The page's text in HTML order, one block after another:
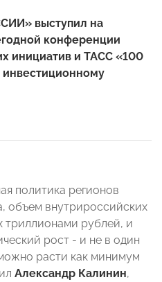
выступил на
конференции
инициатив и ТАСС «100
инвестиционному
политика регионов
объем внутрироссийских
триллионами рублей, и
рост - и не в один
расти как минимум
Александр Калинин,